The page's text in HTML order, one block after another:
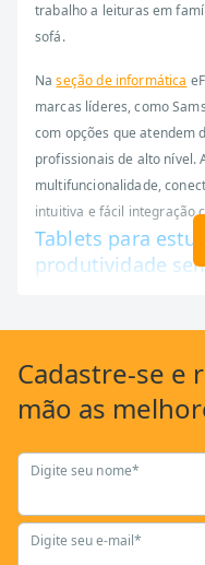
trabalho a leituras em
sofá.
Naseção de informática
marcas líderes, como
com opções que atendem
profissionais de alto nível.
multifuncionalidade,
intuitiva e fácil integração
Tablets para
produtividade
notebookem tarefas
escolha perfeita. Modelos
Galaxy Tab S9 FE e o Vaio
de longa duração e telas
Com eles, você consegue
editando documentos
ganha força com o uso da
Cadastre-se e
mão as
Digite seu nome*
Digite seu e-mail*